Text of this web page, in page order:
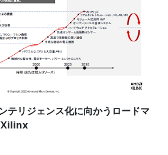
リジェンス化に向かうロードマ